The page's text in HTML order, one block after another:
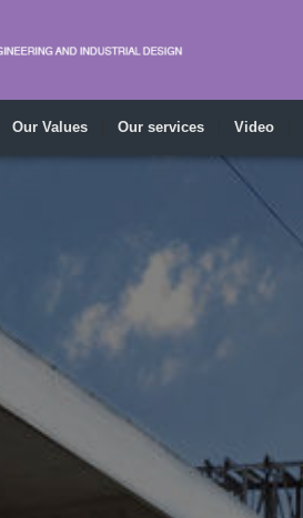
Our Values Our services Video